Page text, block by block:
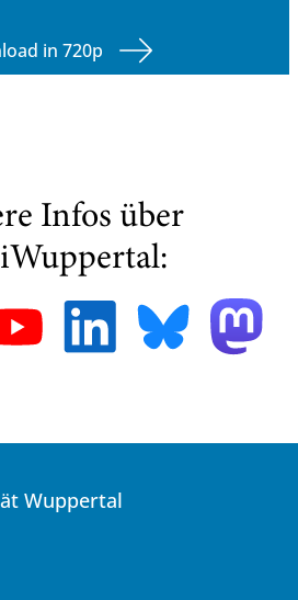
in 720p
Infos über
Wuppertal